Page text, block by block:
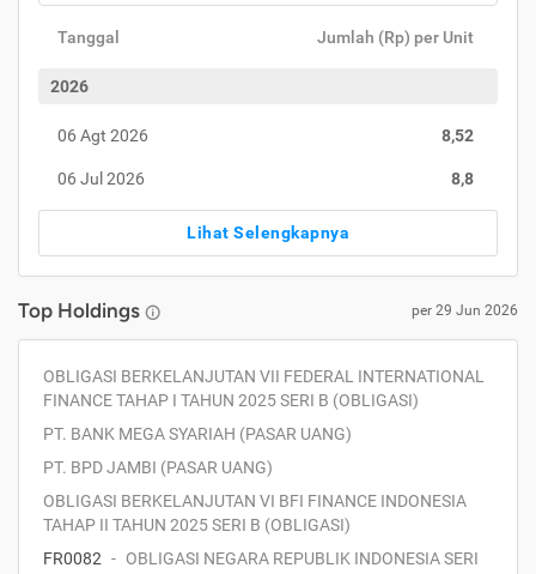
Tanggal Jumlah (Rp) per Unit
2026
06 Agt 2026 8,52
06 Jul 2026 8,8
Lihat Selengkapnya
Top Holdings per 29 Jun 2026
OBLIGASI BERKELANJUTAN VII FEDERAL INTERNATIONAL
FINANCE TAHAP I TAHUN 2025 SERI B (OBLIGASI)
PT. BANK MEGA SYARIAH (PASAR UANG)
PT. BPD JAMBI (PASAR UANG)
OBLIGASI BERKELANJUTAN VI BFI FINANCE INDONESIA
TAHAP II TAHUN 2025 SERI B (OBLIGASI)
FR0082 - OBLIGASI NEGARA REPUBLIK INDONESIA SERI